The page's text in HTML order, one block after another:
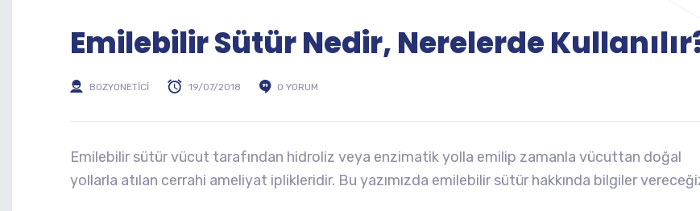
Emilebilir Sütür Nedir, Nerelerde
BOZYONETICI 19/07/2018 0 YORUM
Emilebilir sütür vücut tarafından hidroliz veya enzimatik yolla emilip zamanla vücuttan doğal
yollarla atılan cerrahi ameliyat iplikleridir. Bu yazımızda emilebilir sütür hakkında bilgiler